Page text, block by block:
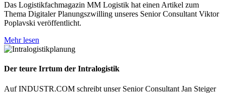
Das Logistikfachmagazin MM Logistik hat einen Artikel zum
Thema Digitaler Planungszwilling unseres Senior Consultant Viktor
Poplavski veröffentlicht.
Mehr lesen
Der teure Irrtum der Intralogistik
Auf INDUSTR.COM schreibt unser Senior Consultant Jan Steiger